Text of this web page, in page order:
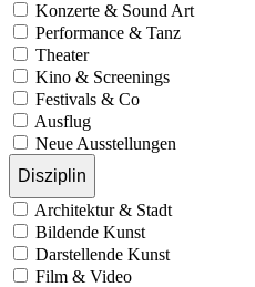
Konzerte & Sound Art
Performance & Tanz
Theater
Kino & Screenings
Festivals & Co
Ausflug
Neue Ausstellungen
Disziplin
Architektur & Stadt
Bildende Kunst
Darstellende Kunst
Film & Video